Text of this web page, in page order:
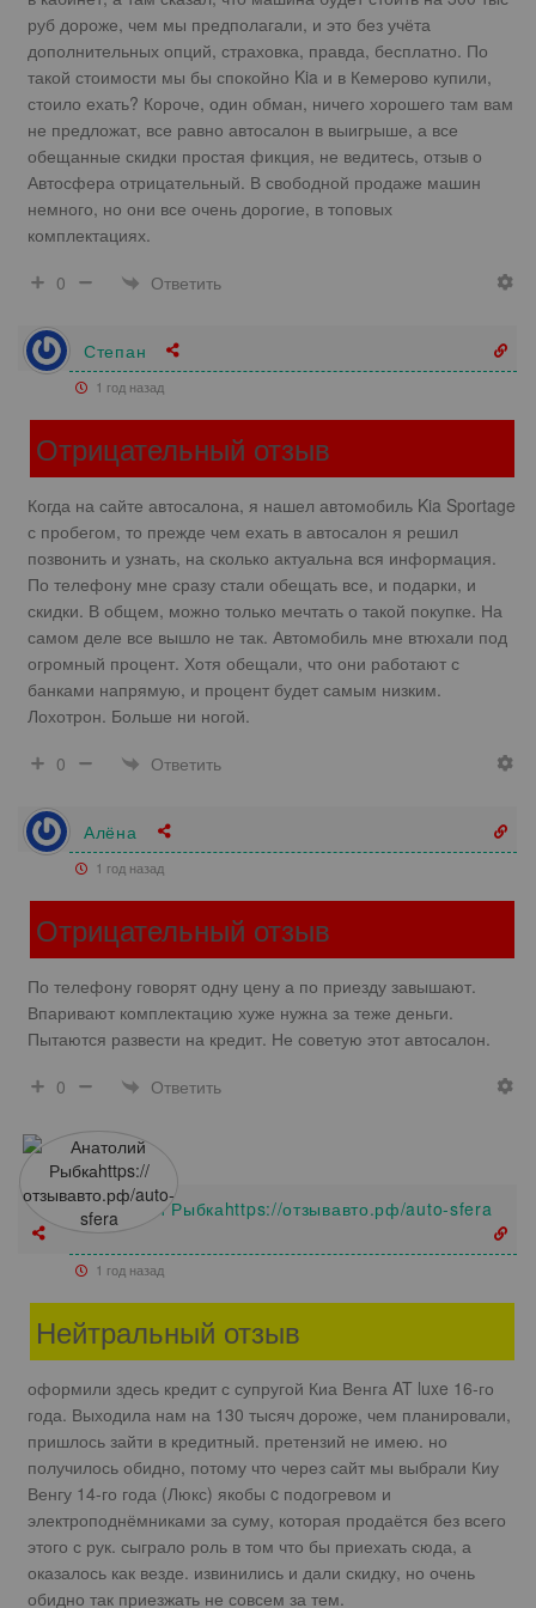
руб дороже, чем мы предполагали, и это без учёта
дополнительных опций, страховка, правда, бесплатно. По
такой стоимости мы бы спокойно Kia и в Кемерово купили,
стоило ехать? Короче, один обман, ничего хорошего там вам
не предложат, все равно автосалон в выигрыше, а все
обещанные скидки простая фикция, не ведитесь, отзыв о
Автосфера отрицательный. В свободной продаже машин
немного, но они все очень дорогие, в топовых
комплектациях.
0
Ответить
Степан
1 год назад
Отрицательный отзыв
Когда на сайте автосалона, я нашел автомобиль Kia Sportage
с пробегом, то прежде чем ехать в автосалон я решил
позвонить и узнать, на сколько актуальна вся информация.
По телефону мне сразу стали обещать все, и подарки, и
скидки. В общем, можно только мечтать о такой покупке. На
самом деле все вышло не так. Автомобиль мне втюхали под
огромный процент. Хотя обещали, что они работают с
банками напрямую, и процент будет самым низким.
Лохотрон. Больше ни ногой.
0
Ответить
Алёна
1 год назад
Отрицательный отзыв
По телефону говорят одну цену а по приезду завышают.
Впаривают комплектацию хуже нужна за теже деньги.
Пытаются развести на кредит. Не советую этот автосалон.
0
Ответить
Анатолий Рыбкаhttps://отзывавто.рф/auto-sfera
1 год назад
Нейтральный отзыв
оформили здесь кредит с супругой Киа Венга AT luxe 16-го
года. Выходила нам на 130 тысяч дороже, чем планировали,
пришлось зайти в кредитный. претензий не имею. но
получилось обидно, потому что через сайт мы выбрали Киу
Венгу 14-го года (Люкс) якобы c подогревом и
электроподнёмниками за суму, которая продаётся без всего
этого с рук. сыграло роль в том что бы приехать сюда, а
оказалось как везде. извинились и дали скидку, но очень
обидно так приезжать не совсем за тем.